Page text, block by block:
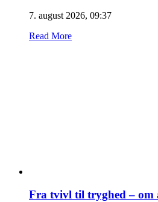
7. august 2026, 09:37
Read More
Fra tvivl til tryghed – om